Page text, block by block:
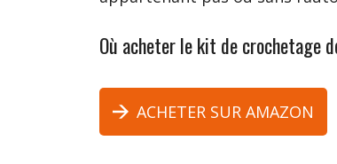
Où acheter le kit de crochetage
ACHETER SUR AMAZON